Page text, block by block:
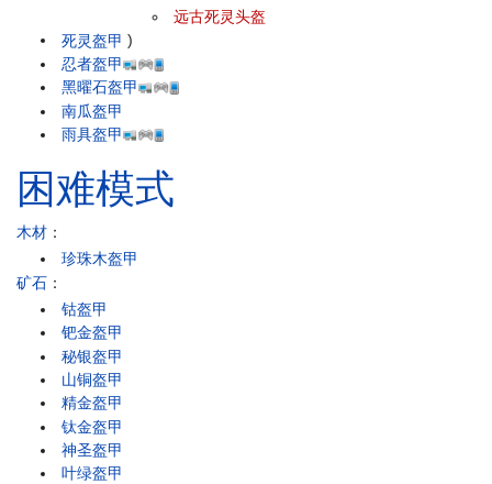
死灵盔甲
远古死灵头盔
)
忍者盔甲
黑曜石盔甲
南瓜盔甲
雨具盔甲
困难模式
木材 ：
珍珠木盔甲
矿石 ：
钴盔甲
钯金盔甲
秘银盔甲
山铜盔甲
精金盔甲
钛金盔甲
神圣盔甲
叶绿盔甲